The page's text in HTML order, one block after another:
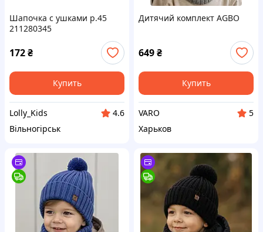
Шапочка с ушками р.45
211280345
172₴
Купить
Lolly_Kids
4.6
Вільногірськ
Дитячий комплект AGBO
649₴
Купить
VARO
5
Харьков